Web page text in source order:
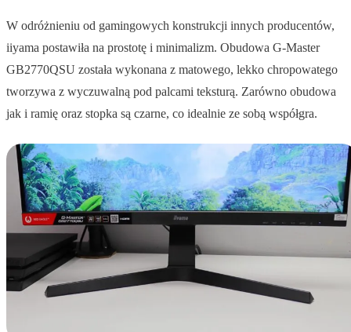
W odróżnieniu od gamingowych konstrukcji innych producentów,
iiyama postawiła na prostotę i minimalizm. Obudowa G-Master
GB2770QSU została wykonana z matowego, lekko chropowatego
tworzywa z wyczuwalną pod palcami teksturą. Zarówno obudowa
jak i ramię oraz stopka są czarne, co idealnie ze sobą współgra.